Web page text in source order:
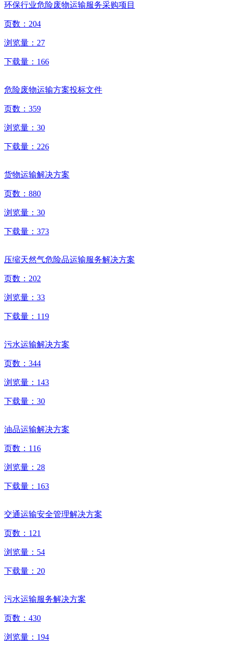
环保行业危险废物运输服务采购项目
页数： 204
浏览量： 27
下载量： 166
危险废物运输方案投标文件
页数： 359
浏览量： 30
下载量： 226
货物运输解决方案
页数： 880
浏览量： 30
下载量： 373
压缩天然气危险品运输服务解决方案
页数： 202
浏览量： 33
下载量： 119
污水运输解决方案
页数： 344
浏览量： 143
下载量： 30
油品运输解决方案
页数： 116
浏览量： 28
下载量： 163
交通运输安全管理解决方案
页数： 121
浏览量： 54
下载量： 20
污水运输服务解决方案
页数： 430
浏览量： 194